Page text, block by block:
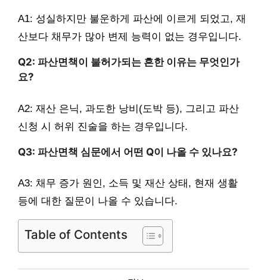
A1: 성실하지만 불운하게 파산에 이르게 되었고, 재
산보다 채무가 많아 변제 능력이 없는 경우입니다.
Q2: 파산면책이 불허가되는 흔한 이유는 무엇인가
요?
A2: 재산 은닉, 과도한 낭비(도박 등), 그리고 파산
신청 시 허위 진술을 하는 경우입니다.
Q3: 파산면책 심문에서 어떤 Q이 나올 수 있나요?
A3: 채무 증가 원인, 소득 및 재산 상태, 현재 생활
등에 대한 질문이 나올 수 있습니다.
Table of Contents